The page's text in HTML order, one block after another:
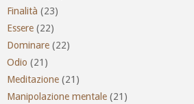
Finalità (23)
Essere (22)
Dominare (22)
Odio (21)
Meditazione (21)
Manipolazione mentale (21)